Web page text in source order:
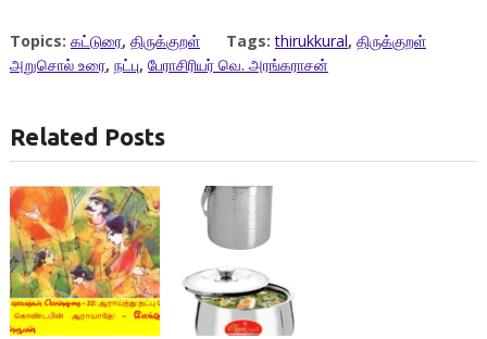
Topics: கட்டுரை, திருக்குறள் Tags:thirukkural, திருக்குறள்
அறுசொல் உரை, நட்பு, பேராசிரியர் வெ. அரங்கராசன்
Related Posts